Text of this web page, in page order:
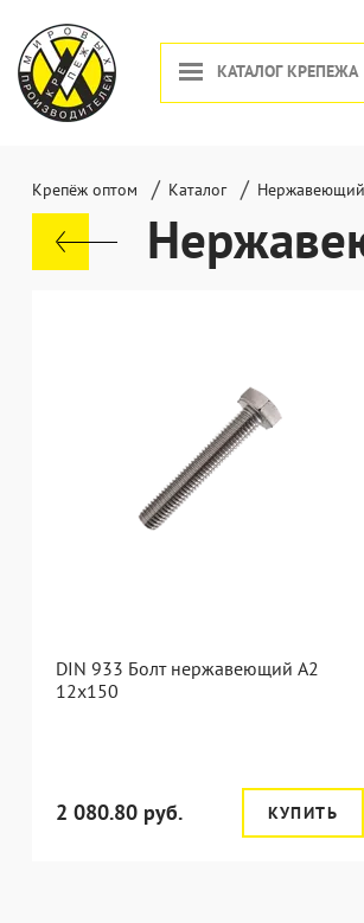
КАТАЛОГ КРЕПЕЖА
Крепёж оптом / Каталог /
DIN 933 Болт нержавеющий А2
12х150
2 080.80 руб. КУПИТЬ